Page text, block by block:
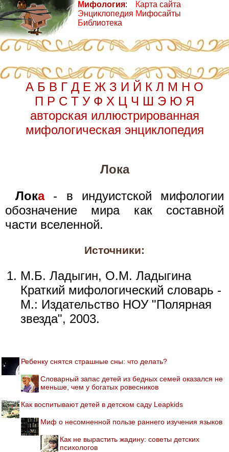
Мифология:
Энциклопедия
Библиотека
Карта сайта
Мифосайты
А Б В Г Д Е Ж З И Й К Л М Н О
П Р С Т У Ф Х Ц Ч Ш Э Ю Я
авторская иллюстрированная
мифологическая энциклопедия
Лока
Лока- в индуистской мифологии
обозначение мира как составной
части вселенной.
Источники:
М.Б. Ладыгин, О.М. Ладыгина
Краткий мифологический словарь -
М.: Издательство НОУ "Полярная
звезда", 2003.
Ребенку снятся страшные сны: что делать?
Словарный запас детей из бедных семей оказался не
меньше, чем у богатых ровесников
Как воспитывают детей в детском саду Leapkids
Миф о несомненной пользе раннего изучения языков
Как не вырастить жадину: советы детских
психологов